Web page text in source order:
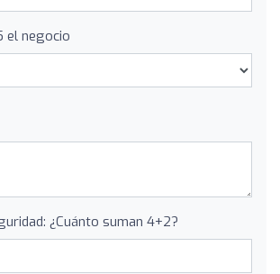
el negocio
¿Cuánto suman 4+2?